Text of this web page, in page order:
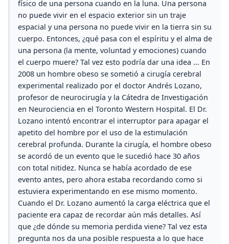
físico de una persona cuando en la luna. Una persona
no puede vivir en el espacio exterior sin un traje
espacial y una persona no puede vivir en la tierra sin su
cuerpo. Entonces, ¿qué pasa con el espíritu y el alma de
una persona (la mente, voluntad y emociones) cuando
el cuerpo muere? Tal vez esto podría dar una idea ... En
2008 un hombre obeso se sometió a cirugía cerebral
experimental realizado por el doctor Andrés Lozano,
profesor de neurocirugía y la Cátedra de Investigación
en Neurociencia en el Toronto Western Hospital. El Dr.
Lozano intentó encontrar el interruptor para apagar el
apetito del hombre por el uso de la estimulación
cerebral profunda. Durante la cirugía, el hombre obeso
se acordó de un evento que le sucedió hace 30 años
con total nitidez. Nunca se había acordado de ese
evento antes, pero ahora estaba recordando como si
estuviera experimentando en ese mismo momento.
Cuando el Dr. Lozano aumentó la carga eléctrica que el
paciente era capaz de recordar aún más detalles. Así
que ¿de dónde su memoria perdida viene? Tal vez esta
pregunta nos da una posible respuesta a lo que hace